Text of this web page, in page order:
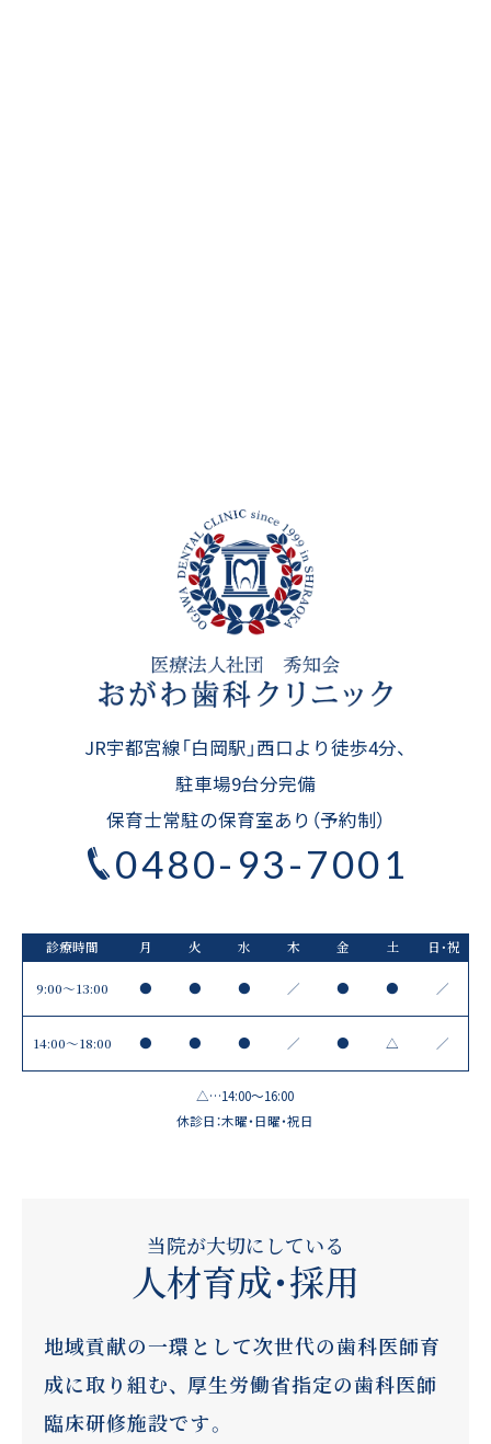
JR宇都宮線「白岡駅」西口より徒歩4分、
駐車場9台分完備
保育士常駐の保育室あり（予約制）
0480-93-7001
診療時間 月 火 水 木 金 土 日・祝
9:00～13:00 ● ● ● ／ ● ● ／
14:00〜18:00 ● ● ● ／ ● △ ／
△…14:00～16:00
休診日：木曜・日曜・祝日
当院が大切にしている
人材育成・採用
地域貢献の一環として次世代の歯科医師育
成に取り組む、 厚生労働省指定の歯科医師
臨床研修施設です。